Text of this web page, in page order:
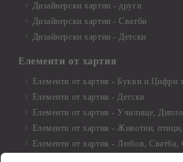
Дизайнерски хартии - други
Дизайнерски хартии - Сватби
Дизайнерски хартии - Детски
Елементи от хартия
Елементи от хартия - Букви и Цифри
Елементи от хартия - Детски
Елементи от хартия - Училище,
Елементи от хартия - Животни,
Елементи от хартия - Любов, Сватба,